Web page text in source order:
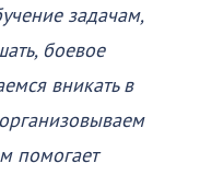
задачам,
боевое
вникать в
помогает